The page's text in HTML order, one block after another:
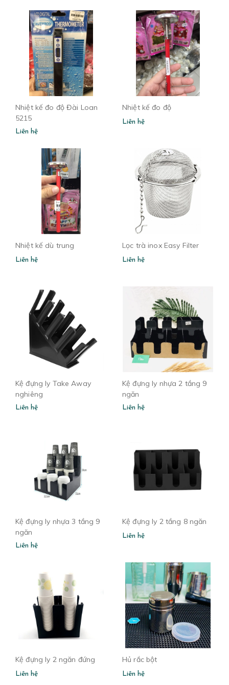
Nhiệt kế đo độ Đài Loan
5215
Liên hệ
Nhiệt kế đo độ
Liên hệ
Nhiệt kế dù trung
Liên hệ
Lọc trà inox Easy Filter
Liên hệ
Kệ đựng ly Take Away
nghiêng
Liên hệ
Kệ đựng ly nhựa 2 tầng 9
ngăn
Liên hệ
Kệ đựng ly nhựa 3 tầng 9
ngăn
Liên hệ
Kệ đựng ly 2 tầng 8 ngăn
Liên hệ
Kệ đựng ly 2 ngăn đứng
Liên hệ
Hủ rắc bột
Liên hệ